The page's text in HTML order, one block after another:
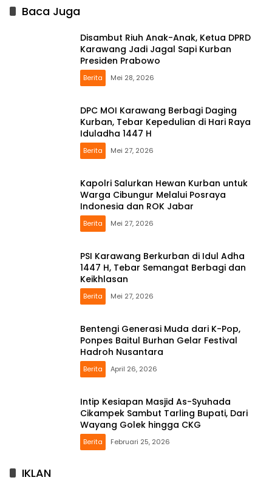
Baca Juga
Disambut Riuh Anak-Anak, Ketua DPRD
Karawang Jadi Jagal Sapi Kurban
Presiden Prabowo
Berita Mei 28, 2026
DPC MOI Karawang Berbagi Daging
Kurban, Tebar Kepedulian di Hari Raya
Iduladha 1447 H
Berita Mei 27, 2026
Kapolri Salurkan Hewan Kurban untuk
Warga Cibungur Melalui Posraya
Indonesia dan ROK Jabar
Berita Mei 27, 2026
PSI Karawang Berkurban di Idul Adha
1447 H, Tebar Semangat Berbagi dan
Keikhlasan
Berita Mei 27, 2026
Bentengi Generasi Muda dari K-Pop,
Ponpes Baitul Burhan Gelar Festival
Hadroh Nusantara
Berita April 26, 2026
Intip Kesiapan Masjid As-Syuhada
Cikampek Sambut Tarling Bupati, Dari
Wayang Golek hingga CKG
Berita Februari 25, 2026
IKLAN